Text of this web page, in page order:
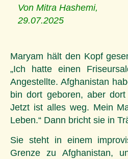
Von Mitra Hashemi,
29.07.2025
Maryam hält den Kopf
„Ich hatte einen
Angestellte. Afghanistan
bin dort geboren, aber
Jetzt ist alles weg. Mein
Leben.“ Dann bricht sie in
Sie steht in einem
Grenze zu Afghanistan,